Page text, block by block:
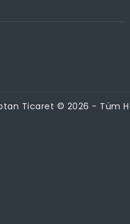
Ticaret © 2026 - Tüm